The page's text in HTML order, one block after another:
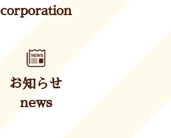
corporation
お知らせ
news